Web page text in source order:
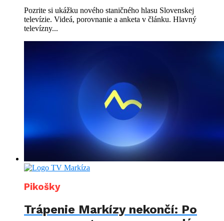
Pozrite si ukážku nového staničného hlasu Slovenskej
televízie. Videá, porovnanie a anketa v článku. Hlavný
televízny...
Pikošky
Trápenie Markízy nekončí: Po